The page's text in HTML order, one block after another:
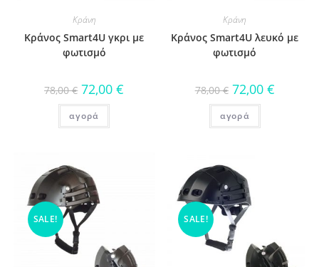
Κράνη
Κράνος Smart4U γκρι με
φωτισμό
78,00€ 72,00€
αγορά
Κράνη
Κράνος Smart4U λευκό με
φωτισμό
78,00€ 72,00 €
αγορά
SALE! SALE!